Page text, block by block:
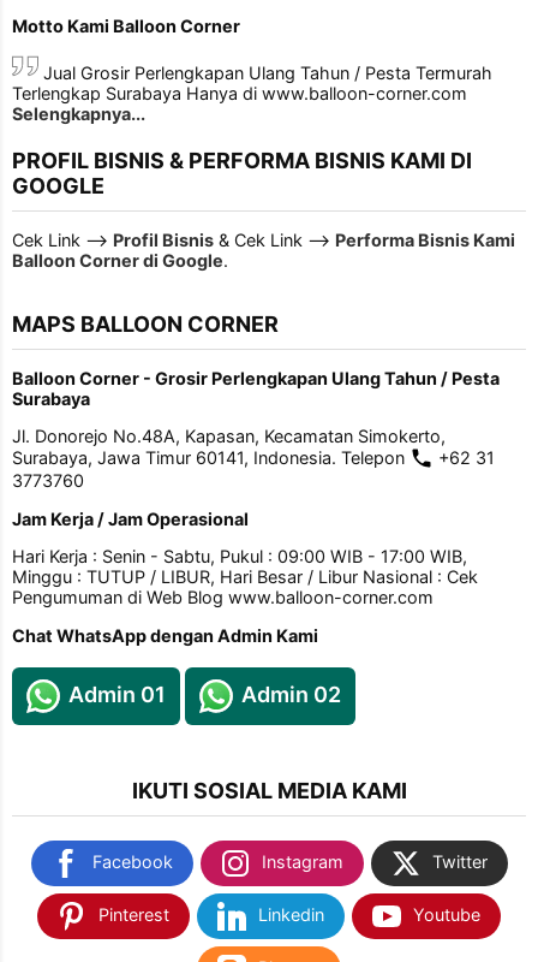
Motto Kami Balloon Corner
Jual Grosir Perlengkapan Ulang Tahun / Pesta Termurah
Terlengkap Surabaya Hanya di www.balloon-corner.com
Selengkapnya...
PROFIL BISNIS & PERFORMA BISNIS KAMI DI
GOOGLE
Cek Link --> Profil Bisnis & Cek Link --> Performa Bisnis Kami
Balloon Corner di Google.
MAPS BALLOON CORNER
Balloon Corner - Grosir Perlengkapan Ulang Tahun / Pesta
Surabaya
Jl. Donorejo No.48A, Kapasan, Kecamatan Simokerto,
Surabaya, Jawa Timur 60141, Indonesia. Telepon
+62 31
3773760
Jam Kerja / Jam Operasional
Hari Kerja : Senin - Sabtu, Pukul : 09:00 WIB - 17:00 WIB,
Minggu : TUTUP / LIBUR, Hari Besar / Libur Nasional : Cek
Pengumuman di Web Blog www.balloon-corner.com
Chat WhatsApp dengan Admin Kami
Admin 01 Admin 02
IKUTI SOSIAL MEDIA KAMI
Facebook Instagram Twitter
Pinterest Linkedin Youtube